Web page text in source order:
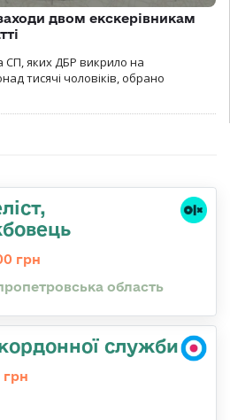
двом екскерівникам
СП, яких ДБР викрило на
тисячі чоловіків, обрано
грн
область
служби
грн